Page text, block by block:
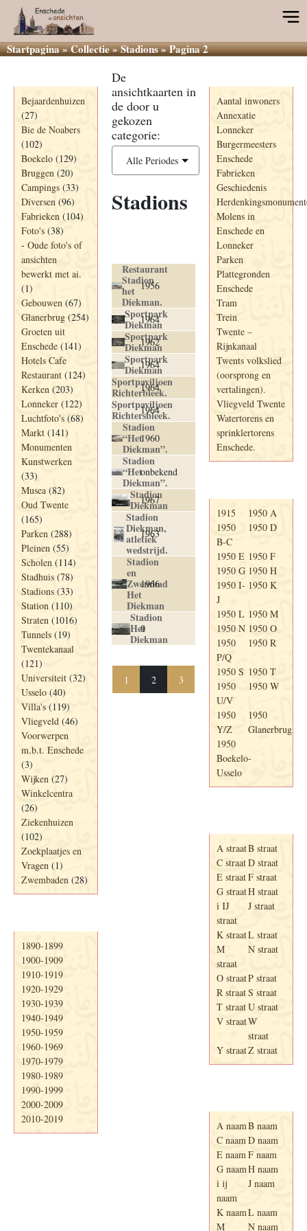
Startpagina»Collectie»Stadions»Pagina 2
Bejaardenhuizen
(27)
Bie de Noabers
(102)
Boekelo (129)
Bruggen (20)
Campings (33)
Diversen (96)
Fabrieken (104)
Foto's (38)
- Oude foto's of
ansichten
bewerkt met ai.
(1)
Gebouwen (67)
Glanerbrug (254)
Groeten uit
Enschede (141)
Hotels Cafe
Restaurant (124)
Kerken (203)
Lonneker (122)
Luchtfoto's (68)
Markt (141)
Monumenten
Kunstwerken
(33)
Musea (82)
Oud Twente
(165)
Parken (288)
Pleinen (55)
Scholen (114)
Stadhuis (78)
Stadions (33)
Station (110)
Straten (1016)
Tunnels (19)
Twentekanaal
(121)
Universiteit (32)
Usselo (40)
Villa's (119)
Vliegveld (46)
Voorwerpen
m.b.t. Enschede
(3)
Wijken (27)
Winkelcentra
(26)
Ziekenhuizen
(102)
Zoekplaatjes en
Vragen (1)
Zwembaden (28)
1890-1899
1900-1909
1910-1919
1920-1929
1930-1939
1940-1949
1950-1959
1960-1969
1970-1979
1980-1989
1990-1999
2000-2009
2010-2019
De
ansichtkaarten in
de door u
gekozen
categorie:
Alle Periodes
Stadions
Restaurant
Stadion
het
Diekman.
1956
Sportpark
Diekman
1964
Sportpark
Diekman
1962
Sportpark
Diekman
1964
Sportpaviljoen
Richterbleek.
1964
Sportpaviljoen
Richtersbleek.
1964
Stadion
“Het
Diekman”.
1960
Stadion
“Het
Diekman”.
onbekend
Stadion
Diekman
1967
Stadion
Diekman,
atletiek
wedstrijd.
1963
Stadion
en
Zwembad
Het
Diekman
1966
Stadion
Het
Diekman
0
1 2 3
Aantal inwoners
Annexatie
Lonneker
Burgermeesters
Enschede
Fabrieken
Geschiedenis
Molens in
Enschede en
Lonneker
Parken
Plattegronden
Enschede
Tram
Trein
Twente –
Rijnkanaal
Twents volkslied
(oorsprong en
vertalingen).
Vliegveld Twente
Watertorens en
sprinklertorens
Enschede.
1915
1950 A
1950
B-C
1950 D
1950 E 1950 F
1950 G 1950 H
1950 I-
J
1950 K
1950 L 1950 M
1950 N 1950 O
1950
P/Q
1950 R
1950 S 1950 T
1950
U/V
1950 W
1950
Y/Z
1950
Glanerbrug
1950
Boekelo-
Usselo
A straatB straat
C straatD straat
E straatF straat
G straatH straat
i IJ
straat
J straat
K straatL straat
M
straat
N straat
O straatP straat
R straatS straat
T straatU straat
V straatW
straat
Y straatZ straat
A naamB naam
C naamD naam
E naamF naam
G naamH naam
i ij
naam
J naam
K naamL naam
M
N naam